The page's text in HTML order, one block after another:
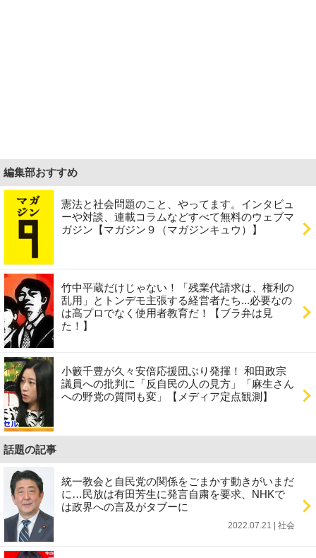
編集部おすすめ
憲法と社会問題のこと、やってます。インタビュ
ーや対談、連載コラムなどすべて無料のウェブマ
ガジン【マガジン９（マガジンキュウ）】
竹中平蔵だけじゃない！「残業代請求は、権利の
乱用」とトンデモ主張する経営者たち...必要なの
は高プロでなく使用者教育だ！【ブラ弁は見
た！】
小籔千豊が久々安倍応援団ぶり発揮！ 和田政宗
議員への批判に「反自民の人の見方」「麻生さん
への野党の質問も変」【メディア定点観測】
話題の記事
統一教会と自民党の関係をごまかす動きがいまだ
に…民放は有田芳生に発言自粛を要求、NHKで
は政界への言及がタブーに
2022.07.21 | 社会